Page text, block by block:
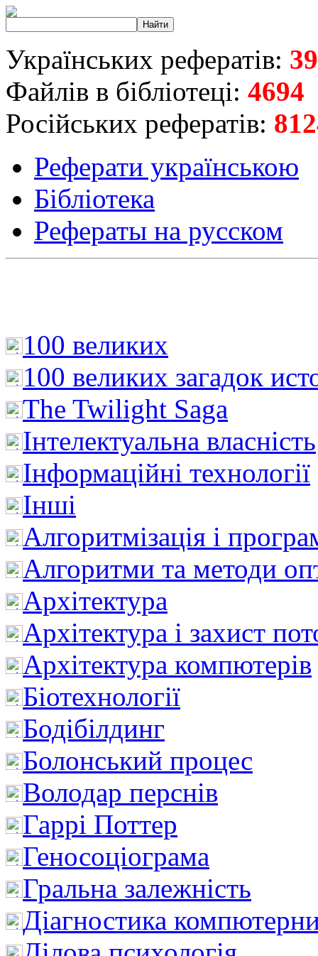
Українських рефератів:
Файлів в бібліотеці: 4694
Російських рефератів:
Реферати українською
Бібліотека
Рефераты на русском
100 великих
100 великих загадок
The Twilight Saga
Інтелектуальна влaсність
Інформаційні технології
Інші
Алгоритмізація і
Алгоритми та методи
Архітектура
Архітектура і захист
Архітектура компютерів
Біотехнології
Бодібілдинг
Болонський процес
Володар перснів
Гаррі Поттер
Геносоціограма
Гральна залежність
Діагностика